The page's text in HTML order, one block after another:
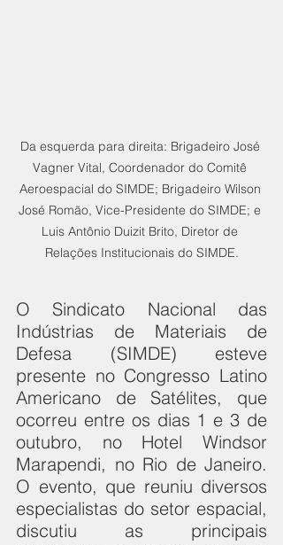
Da esquerda para direita: Brigadeiro José
Vagner Vital, Coordenador do Comitê
Aeroespacial do SIMDE; Brigadeiro Wilson
José Romão, Vice-Presidente do SIMDE; e
Luis Antônio Duizit Brito, Diretor de
Relações Institucionais do SIMDE.
O Sindicato Nacional das
Indústrias de Materiais de
Defesa (SIMDE) esteve
presente no Congresso Latino
Americano de Satélites, que
ocorreu entre os dias 1 e 3 de
outubro, no Hotel Windsor
Marapendi, no Rio de Janeiro.
O evento, que reuniu diversos
especialistas do setor espacial,
discutiu as principais